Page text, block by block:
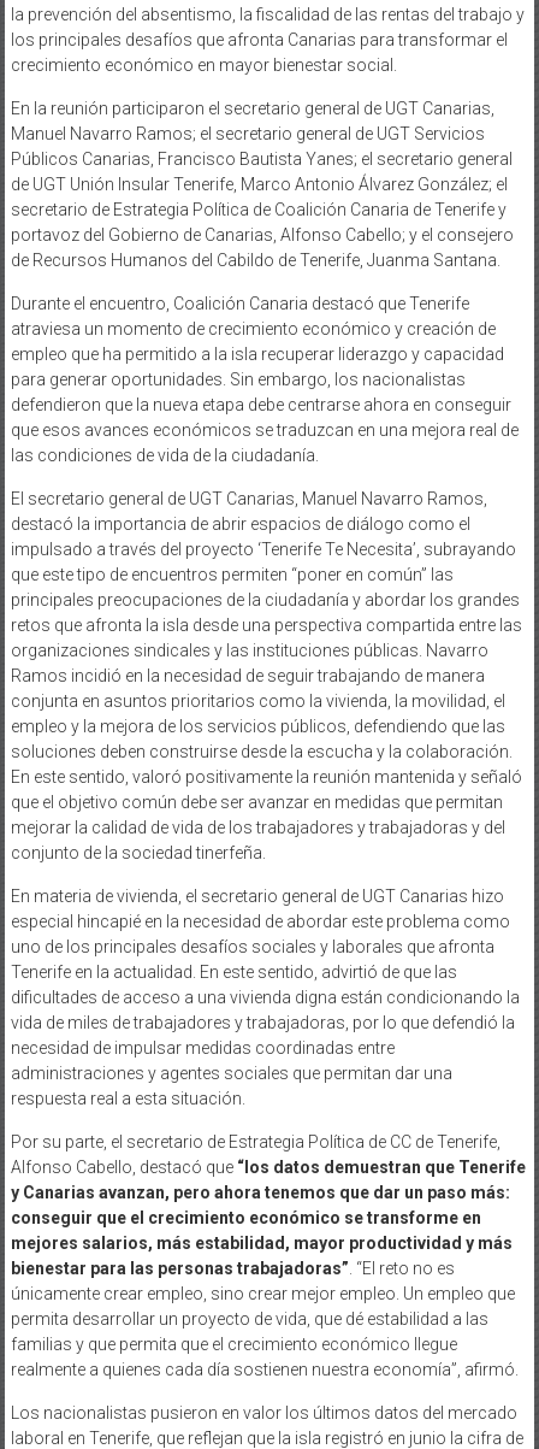
la prevención del absentismo, la fiscalidad de las rentas del trabajo y
los principales desafíos que afronta Canarias para transformar el
crecimiento económico en mayor bienestar social.
En la reunión participaron el secretario general de UGT Canarias,
Manuel Navarro Ramos; el secretario general de UGT Servicios
Públicos Canarias, Francisco Bautista Yanes; el secretario general
de UGT Unión Insular Tenerife, Marco Antonio Álvarez González; el
secretario de Estrategia Política de Coalición Canaria de Tenerife y
portavoz del Gobierno de Canarias, Alfonso Cabello; y el consejero
de Recursos Humanos del Cabildo de Tenerife, Juanma Santana.
Durante el encuentro, Coalición Canaria destacó que Tenerife
atraviesa un momento de crecimiento económico y creación de
empleo que ha permitido a la isla recuperar liderazgo y capacidad
para generar oportunidades. Sin embargo, los nacionalistas
defendieron que la nueva etapa debe centrarse ahora en conseguir
que esos avances económicos se traduzcan en una mejora real de
las condiciones de vida de la ciudadanía.
El secretario general de UGT Canarias, Manuel Navarro Ramos,
destacó la importancia de abrir espacios de diálogo como el
impulsado a través del proyecto ‘Tenerife Te Necesita’, subrayando
que este tipo de encuentros permiten “poner en común” las
principales preocupaciones de la ciudadanía y abordar los grandes
retos que afronta la isla desde una perspectiva compartida entre las
organizaciones sindicales y las instituciones públicas. Navarro
Ramos incidió en la necesidad de seguir trabajando de manera
conjunta en asuntos prioritarios como la vivienda, la movilidad, el
empleo y la mejora de los servicios públicos, defendiendo que las
soluciones deben construirse desde la escucha y la colaboración.
En este sentido, valoró positivamente la reunión mantenida y señaló
que el objetivo común debe ser avanzar en medidas que permitan
mejorar la calidad de vida de los trabajadores y trabajadoras y del
conjunto de la sociedad tinerfeña.
En materia de vivienda, el secretario general de UGT Canarias hizo
especial hincapié en la necesidad de abordar este problema como
uno de los principales desafíos sociales y laborales que afronta
Tenerife en la actualidad. En este sentido, advirtió de que las
dificultades de acceso a una vivienda digna están condicionando la
vida de miles de trabajadores y trabajadoras, por lo que defendió la
necesidad de impulsar medidas coordinadas entre
administraciones y agentes sociales que permitan dar una
respuesta real a esta situación.
Por su parte, el secretario de Estrategia Política de CC de Tenerife,
Alfonso Cabello, destacó que “los datos demuestran que Tenerife
y Canarias avanzan, pero ahora tenemos que dar un paso más:
conseguir que el crecimiento económico se transforme en
mejores salarios, más estabilidad, mayor productividad y más
bienestar para las personas trabajadoras” . “El reto no es
únicamente crear empleo, sino crear mejor empleo. Un empleo que
permita desarrollar un proyecto de vida, que dé estabilidad a las
familias y que permita que el crecimiento económico llegue
realmente a quienes cada día sostienen nuestra economía”, afirmó.
Los nacionalistas pusieron en valor los últimos datos del mercado
laboral en Tenerife, que reflejan que la isla registró en junio la cifra de